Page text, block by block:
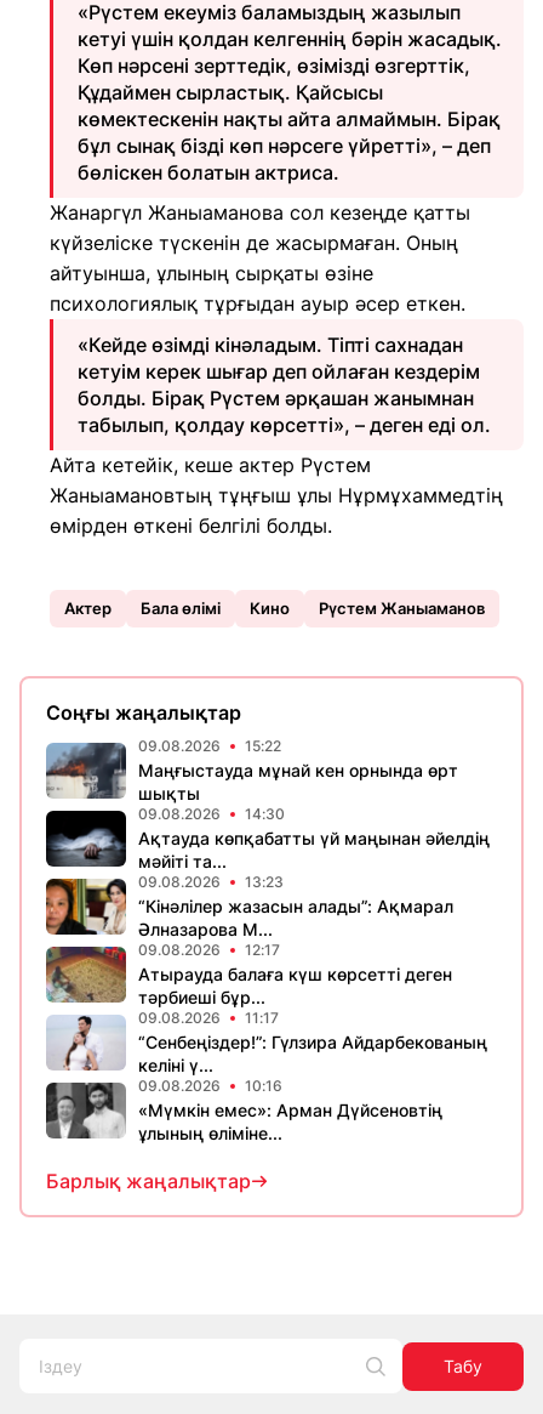
«Рүстем екеуміз баламыздың жазылып
кетуі үшін қолдан келгеннің бәрін жасадық.
Көп нәрсені зерттедік, өзімізді өзгерттік,
Құдаймен сырластық. Қайсысы
көмектескенін нақты айта алмаймын. Бірақ
бұл сынақ бізді көп нәрсеге үйретті», – деп
бөліскен болатын актриса.
Жанаргүл Жаныаманова сол кезеңде қатты
күйзеліске түскенін де жасырмаған. Оның
айтуынша, ұлының сырқаты өзіне
психологиялық тұрғыдан ауыр әсер еткен.
«Кейде өзімді кінәладым. Тіпті сахнадан
кетуім керек шығар деп ойлаған кездерім
болды. Бірақ Рүстем әрқашан жанымнан
табылып, қолдау көрсетті», – деген еді ол.
Айта кетейік, кеше актер Рүстем
Жаныамановтың тұңғыш ұлы Нұрмұхаммедтің
өмірден өткені белгілі болды.
Актер Бала өлімі Кино Рүстем Жаныаманов
Соңғы жаңалықтар
09.08.2026 15:22
Маңғыстауда мұнай кен орнында өрт
шықты
09.08.2026 14:30
Ақтауда көпқабатты үй маңынан әйелдің
мәйіті та...
09.08.2026 13:23
“Кінәлілер жазасын алады”: Ақмарал
Әлназарова М...
09.08.2026 12:17
Атырауда балаға күш көрсетті деген
тәрбиеші бұр...
09.08.2026 11:17
“Сенбеңіздер!”: Гүлзира Айдарбекованың
келіні ү...
09.08.2026 10:16
«Мүмкін емес»: Арман Дүйсеновтің
ұлының өліміне...
Барлық жаңалықтар
Табу